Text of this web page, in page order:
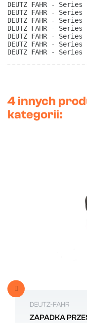
DEUTZ FAHR - Series
DEUTZ FAHR - Series
DEUTZ FAHR - Series
DEUTZ FAHR -
DEUTZ FAHR -
DEUTZ FAHR -
DEUTZ FAHR -
4 innych
kategorii:
DEUTZ-FAHR
ZAPADKA